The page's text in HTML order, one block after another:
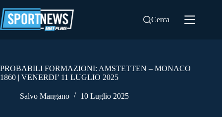
al
contenuto
Cerca
PROBABILI FORMAZIONI: AMSTETTEN – MONACO
1860 | VENERDI’ 11 LUGLIO 2025
Salvo Mangano 10 Luglio 2025